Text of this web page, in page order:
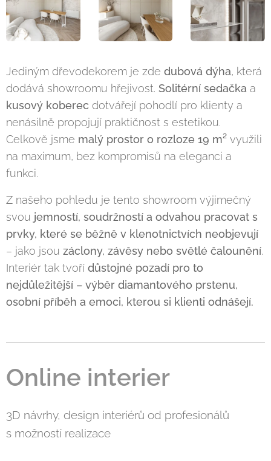
Jediným dřevodekorem je zde dubová dýha, která
dodává showroomu hřejivost. Solitérní sedačka a
kusový koberec dotvářejí pohodlí pro klienty a
nenásilně propojují praktičnost s estetikou.
Celkově jsme malý prostor o rozloze 19 m² využili
na maximum, bez kompromisů na eleganci a
funkci.
Z našeho pohledu je tento showroom výjimečný
svou jemností, soudržností a odvahou pracovat s
prvky, které se běžně v klenotnictvích neobjevují
– jako jsou záclony, závěsy nebo světlé čalounění.
Interiér tak tvoří důstojné pozadí pro to
nejdůležitější – výběr diamantového prstenu,
osobní příběh a emoci, kterou si klienti odnášejí.
Online interier
3D návrhy, design interiérů od profesionálů
s možností realizace